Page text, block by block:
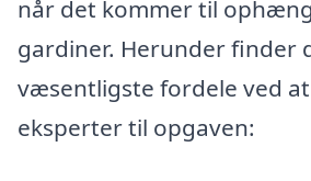
når det kommer til
gardiner. Herunder finder
væsentligste fordele ved
eksperter til opgaven: